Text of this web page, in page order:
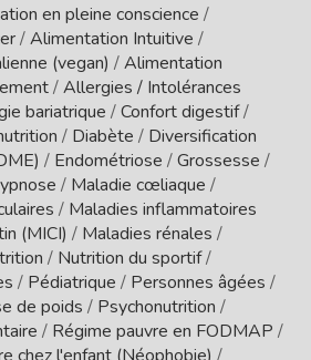
en pleine conscience /
/Alimentation Intuitive /
(vegan) /Alimentation
/Allergies / Intolérances
bariatrique /Confort digestif/
/ Diabète / Diversification
/ Endométriose /Grossesse /
/ Maladie cœliaque /
/ Maladies inflammatoires
(MICI) / Maladies rénales /
/ Nutrition du sportif/
/ Pédiatrique / Personnes âgées /
de poids / Psychonutrition /
/ Régime pauvre en FODMAP /